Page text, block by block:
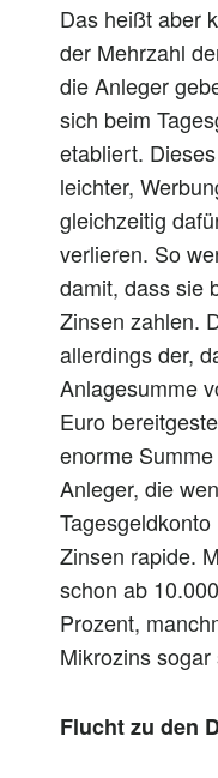
Das heißt aber
der Mehrzahl
die Anleger
sich beim
etabliert.
leichter,
gleichzeitig
verlieren. So
damit, dass sie
Zinsen zahlen.
allerdings der,
Anlagesumme
Euro
enorme
Anleger, die
Zinsen rapide.
schon ab
Prozent,
Mikrozins
Flucht zu den